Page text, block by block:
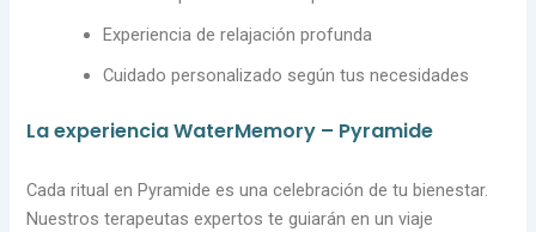
Experiencia de relajación profunda
Cuidado personalizado según tus necesidades
La experiencia WaterMemory – Pyramide
Cada ritual en Pyramide es una celebración de tu bienestar.
Nuestros terapeutas expertos te guiarán en un viaje